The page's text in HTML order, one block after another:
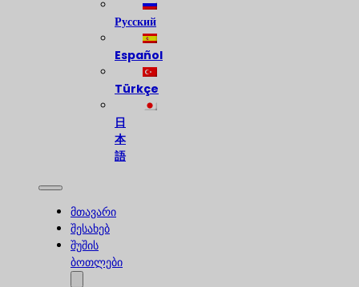
Русский
Español
Türkçe
日
本
語
მთავარი
შესახებ
შუშის
ბოთლები